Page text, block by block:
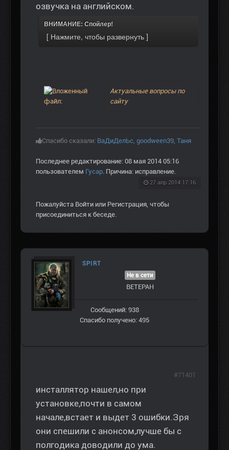
озвучка на английском.
ВНИМАНИЕ: Спойлер!
Актуальные вопросы по
сайту
Спасибо сказали: ВаДиДелЬс goodween39 Таня
Последнее редактирование: 08 мая 2014 05:16
пользователем Гусар . Причина: исправление.
27 апр 2014 17:16
Пожалуйста Войти или Регистрация , чтобы
присоединиться к беседе.
SPIRT
Не в сети
ВЕТЕРАН
Сообщений: 938
Спасибо получено: 495
инсталлятор нашел,но при
установке,почти в самом
начале,встает и выдет 3 ошибки.Зря
они спешили с анонсом,лучше бы с
полгодика доводили до ума.
#71401